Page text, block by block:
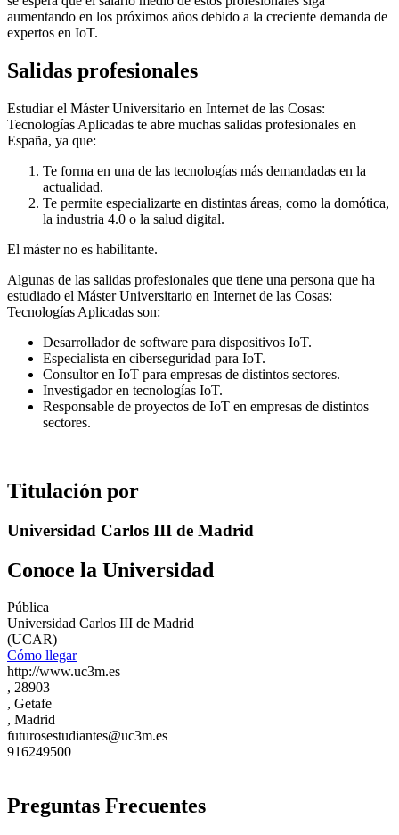
aumentando en los próximos años debido a la creciente demanda de
expertos en IoT.
Salidas profesionales
Estudiar el Máster Universitario en Internet de las Cosas:
Tecnologías Aplicadas te abre muchas salidas profesionales en
España, ya que:
Te forma en una de las tecnologías más demandadas en la
actualidad.
Te permite especializarte en distintas áreas, como la domótica,
la industria 4.0 o la salud digital.
El máster no es habilitante.
Algunas de las salidas profesionales que tiene una persona que ha
estudiado el Máster Universitario en Internet de las Cosas:
Tecnologías Aplicadas son:
Desarrollador de software para dispositivos IoT.
Especialista en ciberseguridad para IoT.
Consultor en IoT para empresas de distintos sectores.
Investigador en tecnologías IoT.
Responsable de proyectos de IoT en empresas de distintos
sectores.
Titulación por
Universidad Carlos III de Madrid
Conoce la Universidad
Pública
Universidad Carlos III de Madrid
(UCAR)
Cómo llegar
http://www.uc3m.es
, 28903
, Getafe
, Madrid
futurosestudiantes@uc3m.es
916249500
Preguntas Frecuentes